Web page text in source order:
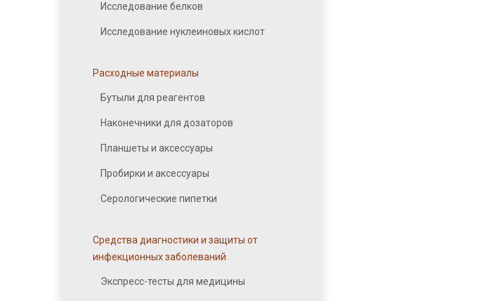
Исследование белков
Исследование нуклеиновых кислот
Расходные материалы
Бутыли для реагентов
Наконечники для дозаторов
Планшеты и аксессуары
Пробирки и аксессуары
Серологические пипетки
Средства диагностики и защиты от
инфекционных заболеваний
Экспресс-тесты для медицины